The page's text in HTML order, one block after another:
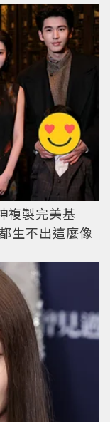
複製完美基
生不出這麼像